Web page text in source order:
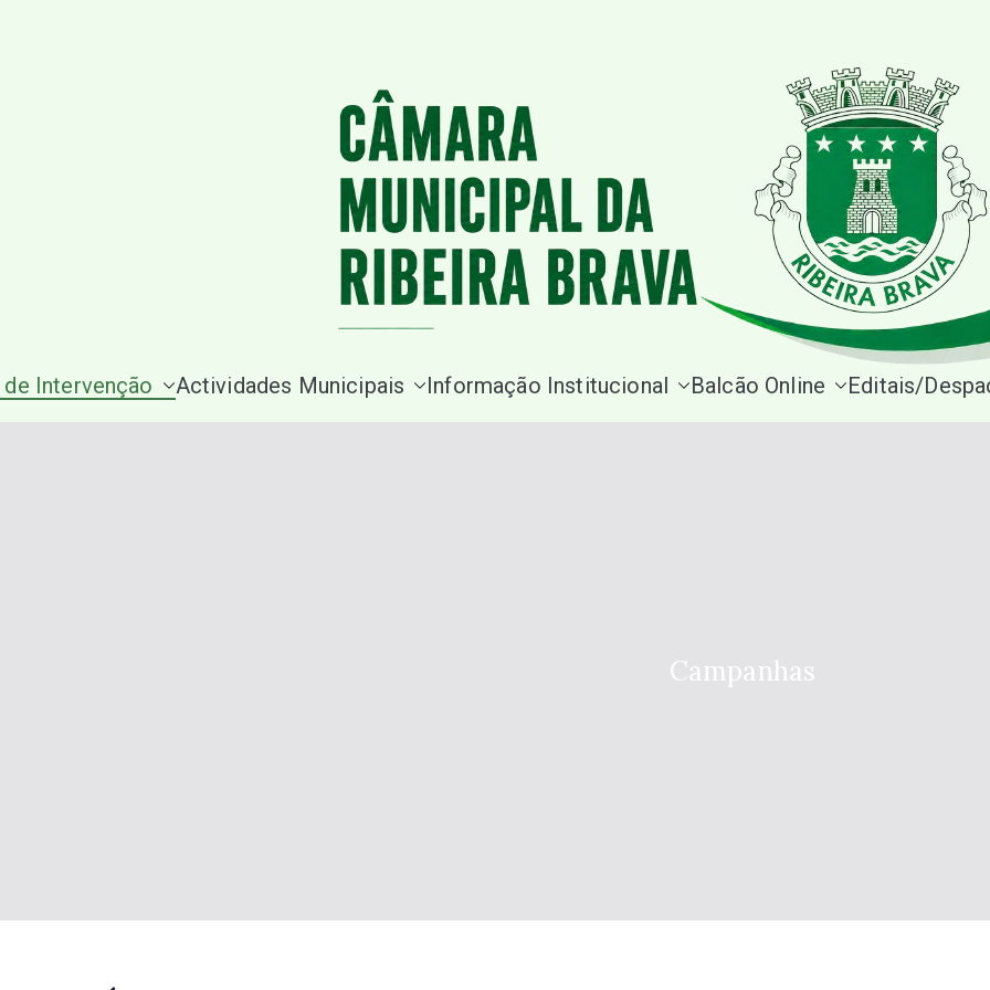
Câmara
Site da Câmara Municipal
Intervenção Actividades Municipais Informação Institucional Balcão Online Editais/
Campanhas